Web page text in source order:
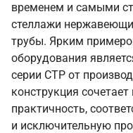
временем и самыми
стеллажи
трубы. Ярким
оборудования
серии СТР от
конструкция
практичность,
и исключительную